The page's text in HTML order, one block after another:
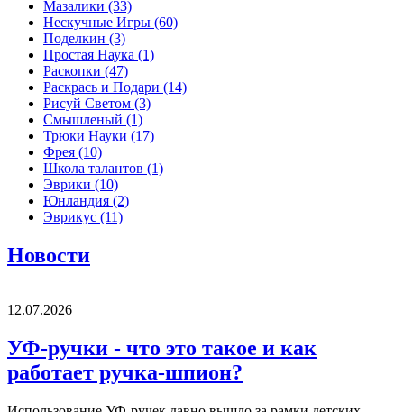
Мазалики (33)
Нескучные Игры (60)
Поделкин (3)
Простая Наука (1)
Раскопки (47)
Раскрась и Подари (14)
Рисуй Светом (3)
Смышленый (1)
Трюки Науки (17)
Фрея (10)
Школа талантов (1)
Эврики (10)
Юнландия (2)
Эврикус (11)
Новости
12.07.2026
УФ-ручки - что это такое и как
работает ручка-шпион?